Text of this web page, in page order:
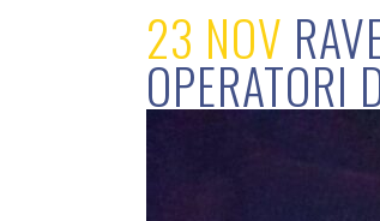
23 NOV
OPERATORI